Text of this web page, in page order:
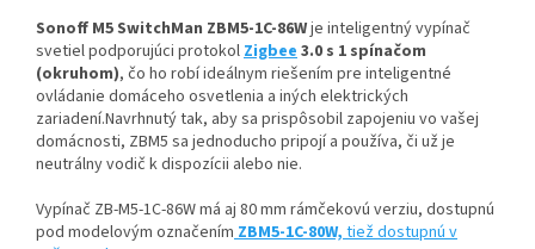
Sonoff M5 SwitchMan ZBM5-1C-86Wje inteligentný vypínač
svetiel podporujúci protokol Zigbee 3.0 s 1 spínačom
(okruhom), čo ho robí ideálnym riešením pre inteligentné
ovládanie domáceho osvetlenia a iných elektrických
zariadení.Navrhnutý tak, aby sa prispôsobil zapojeniu vo vašej
domácnosti, ZBM5 sa jednoducho pripojí a používa, či už je
neutrálny vodič k dispozícii alebo nie.
Vypínač ZB-M5-1C-86W má aj 80 mm rámčekovú verziu, dostupnú
pod modelovým označením ZBM5-1C-80W, tiež dostupnú v